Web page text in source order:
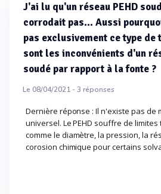
J'ai lu qu'un réseau PEHD
corrodait pas... Aussi
pas exclusivement ce type de
sont les inconvénients d'un
soudé par rapport à la fonte ?
Le 08/04/2021 -3 réponses
Dernière réponse : Il n'existe pas de
universel. Le PEHD souffre de limites
comme le diamètre, la pression, la
corosion chimique pour certains